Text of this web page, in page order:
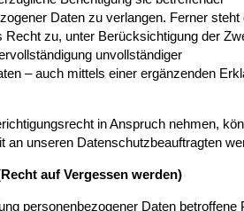
Daten zu verlangen. Ferner steht
Recht zu, unter Berücksichtigung der
unvollständiger
– auch mittels einer ergänzenden
in Anspruch nehmen,
an unseren Datenschutzbeauftragten
auf Vergessen werden)
personenbezogener Daten betroffene